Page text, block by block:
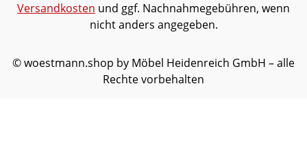
Versandkosten und ggf. Nachnahmegebühren, wenn
nicht anders angegeben.
© woestmann.shop by Möbel Heidenreich GmbH – alle
Rechte vorbehalten